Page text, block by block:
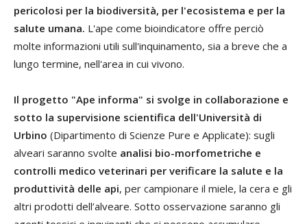
pericolosi per la biodiversità, per l'ecosistema e per la
salute umana. L'ape come bioindicatore offre perciò
molte informazioni utili sull'inquinamento, sia a breve che a
lungo termine, nell'area in cui vivono.
Il progetto "Ape informa" si svolge in collaborazione e
sotto la supervisione scientifica dell'Università di
Urbino (Dipartimento di Scienze Pure e Applicate): sugli
alveari saranno svolte analisi bio-morfometriche e
controlli medico veterinari per verificare la salute e la
produttività delle api, per campionare il miele, la cera e gli
altri prodotti dell’alveare. Sotto osservazione saranno gli